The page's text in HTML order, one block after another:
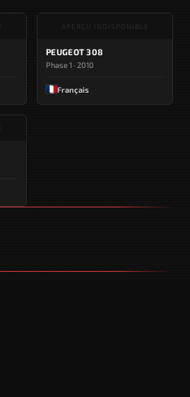
APERÇU INDISPONIBLE
PEUGEOT 308
Phase 1 · 2010
Français